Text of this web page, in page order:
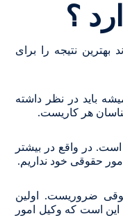
؟
بهترین نتیجه را برای
باید در نظر داشته
هر کاریست.
در واقع در بیشتر
حقوقی خود نداریم.
ضروریست. اولین
است که وکیل امور